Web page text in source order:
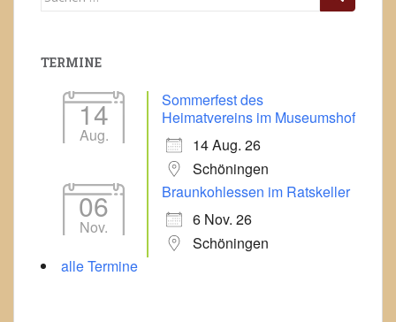
TERMINE
14
Aug.
Sommerfest des
Heimatvereins im Museumshof
14 Aug. 26
Schöningen
06
Nov.
Braunkohlessen im Ratskeller
6 Nov. 26
Schöningen
alle Termine